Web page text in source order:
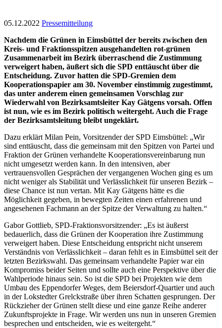
05.12.2022 Pressemitteilung
Nachdem die Grünen in Eimsbüttel der bereits zwischen den
Kreis- und Fraktionsspitzen ausgehandelten rot-grünen
Zusammenarbeit im Bezirk überraschend die Zustimmung
verweigert haben, äußert sich die SPD enttäuscht über die
Entscheidung. Zuvor hatten die SPD-Gremien dem
Kooperationspapier am 30. November einstimmig zugestimmt,
das unter anderem einen gemeinsamen Vorschlag zur
Wiederwahl von Bezirksamtsleiter Kay Gätgens vorsah. Offen
ist nun, wie es im Bezirk politisch weitergeht. Auch die Frage
der Bezirksamtsleitung bleibt ungeklärt.
Dazu erklärt Milan Pein, Vorsitzender der SPD Eimsbüttel: „Wir
sind enttäuscht, dass die gemeinsam mit den Spitzen von Partei und
Fraktion der Grünen verhandelte Kooperationsvereinbarung nun
nicht umgesetzt werden kann. In den intensiven, aber
vertrauensvollen Gesprächen der vergangenen Wochen ging es um
nicht weniger als Stabilität und Verlässlichkeit für unseren Bezirk –
diese Chance ist nun vertan. Mit Kay Gätgens hätte es die
Möglichkeit gegeben, in bewegten Zeiten einen erfahrenen und
angesehenen Fachmann an der Spitze der Verwaltung zu halten.“
Gabor Gottlieb, SPD-Fraktionsvorsitzender: „Es ist äußerst
bedauerlich, dass die Grünen der Kooperation ihre Zustimmung
verweigert haben. Diese Entscheidung entspricht nicht unserem
Verständnis von Verlässlichkeit – daran fehlt es in Eimsbüttel seit der
letzten Bezirkswahl. Das gemeinsam verhandelte Papier war ein
Kompromiss beider Seiten und sollte auch eine Perspektive über die
Wahlperiode hinaus sein. So ist die SPD bei Projekten wie dem
Umbau des Eppendorfer Weges, dem Beiersdorf-Quartier und auch
in der Lokstedter Grelckstraße über ihren Schatten gesprungen. Der
Rückzieher der Grünen stellt diese und eine ganze Reihe anderer
Zukunftsprojekte in Frage. Wir werden uns nun in unseren Gremien
besprechen und entscheiden, wie es weitergeht.“